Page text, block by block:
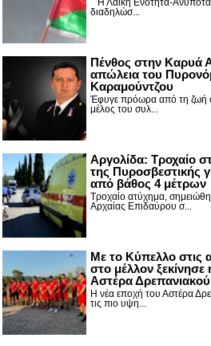
Η Λαϊκή Ενότητα-
διαδηλώσ...
Πένθος στην Καρυά
απώλεια του
Καραμούντζου
Έφυγε πρόωρα από τη ζωή
μέλος του συλ...
Αργολίδα: Τροχαίο
της Πυροσβεστικής
από βάθος 4 μέτρων
Τροχαίο ατύχημα,
Αρχαίας Επιδαύρου σ...
Με το Κύπελλο στις
στο μέλλον ξεκίνησε
Αστέρα Δρεπανιακού
Η νέα εποχή του Αστέρα
τις πιο υψη...